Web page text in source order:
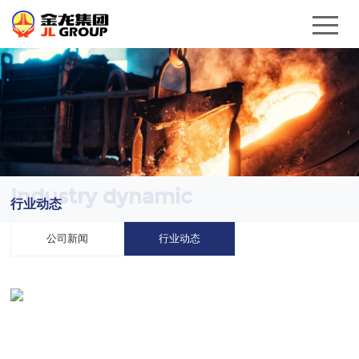
Industry dynamic
行业动态
公司新闻 行业动态